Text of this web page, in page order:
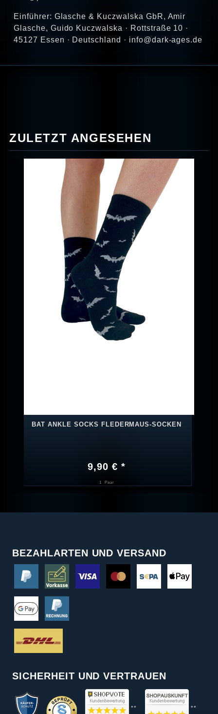
Einführer: Glasche & Kuczwalska GbR, Amir
Glasche, Guido Kuczwalska · Rottstraße 10 ·
45127 Essen · Deutschland · info@dark-ages.de
ZULETZT ANGESEHEN
BAT ANKLE SOCKS FLEDERMAUS-SOCKEN
9,90 € *
1 Paar
BEZAHLARTEN UND VERSAND
SICHERHEIT UND VERTRAUEN
** **